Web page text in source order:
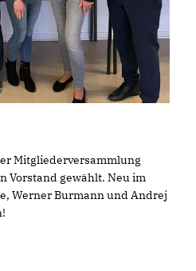
Mitgliederversammlung
Vorstand gewählt. Neu im
Werner Burmann und Andrej